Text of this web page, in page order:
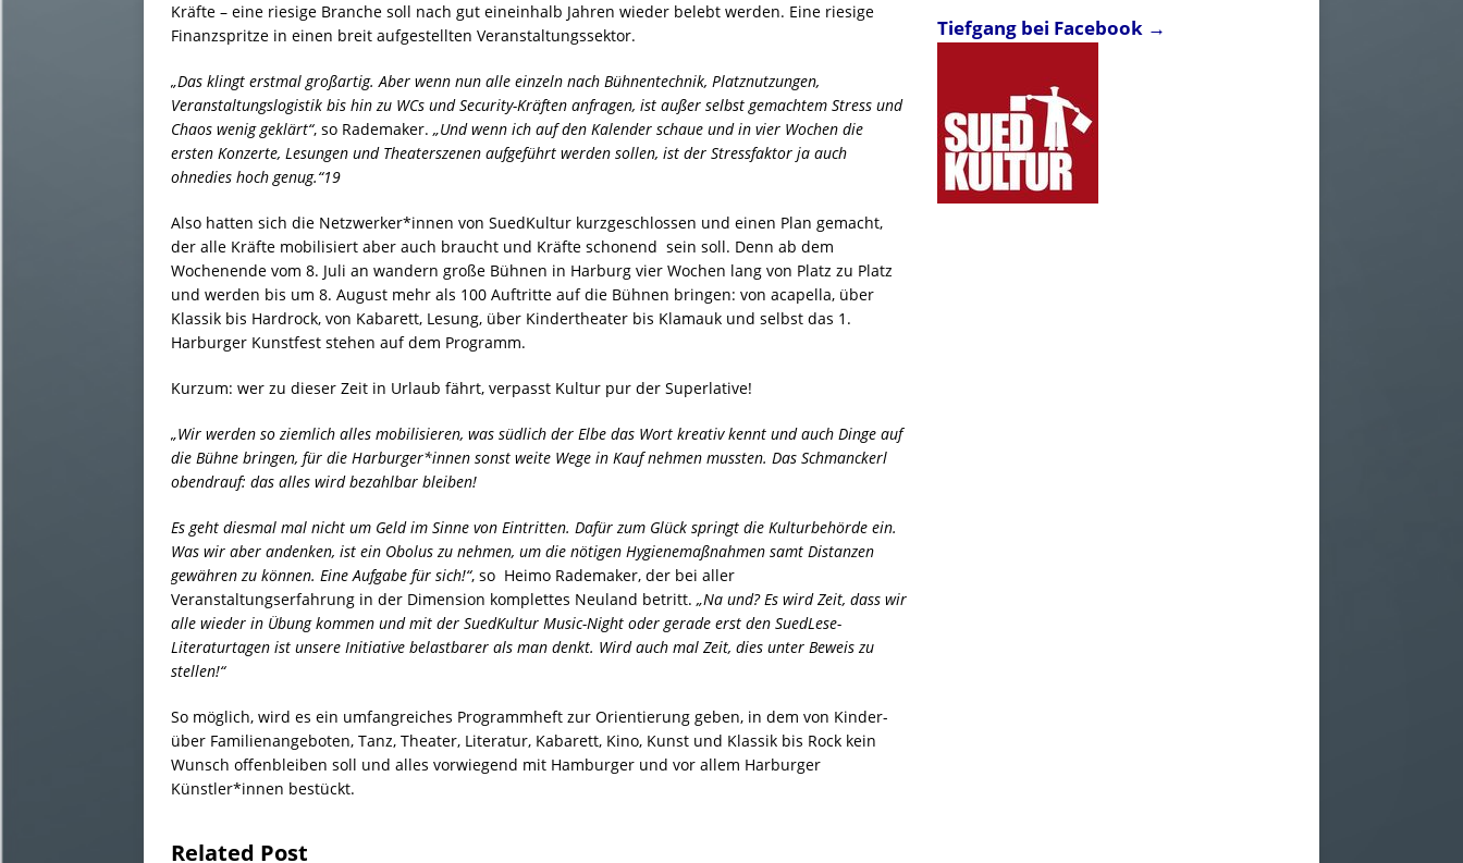
Kräfte – eine riesige Branche soll nach gut eineinhalb Jahren wieder belebt werden. Eine riesige
Finanzspritze in einen breit aufgestellten Veranstaltungssektor.
„Das klingt erstmal großartig. Aber wenn nun alle einzeln nach Bühnentechnik, Platznutzungen,
Veranstaltungslogistik bis hin zu WCs und Security-Kräften anfragen, ist außer selbst gemachtem Stress und
Chaos wenig geklärt“, so Rademaker. „Und wenn ich auf den Kalender schaue und in vier Wochen die
ersten Konzerte, Lesungen und Theaterszenen aufgeführt werden sollen, ist der Stressfaktor ja auch
ohnedies hoch genug.“19
Also hatten sich die Netzwerker*innen von SuedKultur kurzgeschlossen und einen Plan gemacht,
der alle Kräfte mobilisiert aber auch braucht und Kräfte schonend sein soll. Denn ab dem
Wochenende vom 8. Juli an wandern große Bühnen in Harburg vier Wochen lang von Platz zu Platz
und werden bis um 8. August mehr als 100 Auftritte auf die Bühnen bringen: von acapella, über
Klassik bis Hardrock, von Kabarett, Lesung, über Kindertheater bis Klamauk und selbst das 1.
Harburger Kunstfest stehen auf dem Programm.
Kurzum: wer zu dieser Zeit in Urlaub fährt, verpasst Kultur pur der Superlative!
„Wir werden so ziemlich alles mobilisieren, was südlich der Elbe das Wort kreativ kennt und auch Dinge auf
die Bühne bringen, für die Harburger*innen sonst weite Wege in Kauf nehmen mussten. Das Schmanckerl
obendrauf: das alles wird bezahlbar bleiben!
Es geht diesmal mal nicht um Geld im Sinne von Eintritten. Dafür zum Glück springt die Kulturbehörde ein.
Was wir aber andenken, ist ein Obolus zu nehmen, um die nötigen Hygienemaßnahmen samt Distanzen
gewähren zu können. Eine Aufgabe für sich!“, so Heimo Rademaker, der bei aller
Veranstaltungserfahrung in der Dimension komplettes Neuland betritt. „Na und? Es wird Zeit, dass wir
alle wieder in Übung kommen und mit der SuedKultur Music-Night oder gerade erst den SuedLese-
Literaturtagen ist unsere Initiative belastbarer als man denkt. Wird auch mal Zeit, dies unter Beweis zu
stellen!“
So möglich, wird es ein umfangreiches Programmheft zur Orientierung geben, in dem von Kinder-
über Familienangeboten, Tanz, Theater, Literatur, Kabarett, Kino, Kunst und Klassik bis Rock kein
Wunsch offenbleiben soll und alles vorwiegend mit Hamburger und vor allem Harburger
Künstler*innen bestückt.
Related Post
Tiefgang bei Facebook →